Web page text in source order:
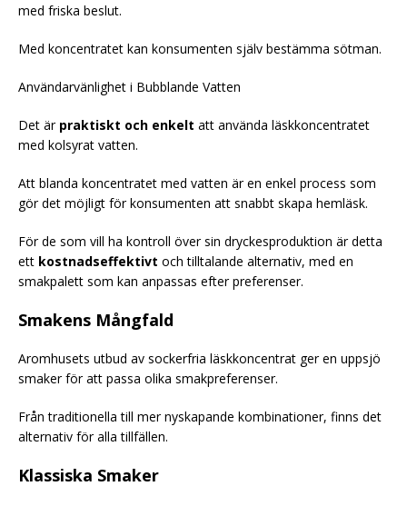
med friska beslut.
Med koncentratet kan konsumenten själv bestämma sötman.
Användarvänlighet i Bubblande Vatten
Det är praktiskt och enkelt att använda läskkoncentratet
med kolsyrat vatten.
Att blanda koncentratet med vatten är en enkel process som
gör det möjligt för konsumenten att snabbt skapa hemläsk.
För de som vill ha kontroll över sin dryckesproduktion är detta
ett kostnadseffektivt och tilltalande alternativ, med en
smakpalett som kan anpassas efter preferenser.
Smakens Mångfald
Aromhusets utbud av sockerfria läskkoncentrat ger en uppsjö
smaker för att passa olika smakpreferenser.
Från traditionella till mer nyskapande kombinationer, finns det
alternativ för alla tillfällen.
Klassiska Smaker